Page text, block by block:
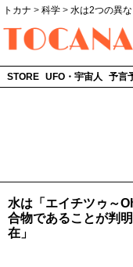
トカナ > 科学 > 水は2つの異
STORE UFO・宇宙人 予言
水は「エイチツゥ～
合物であることが判
在」